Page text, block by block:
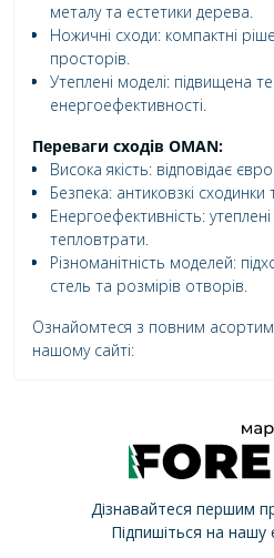
металу та естетики дерева.
Ножичні сходи: компактні
просторів.
Утеплені моделі: підвищена
енергоефективності.
Переваги сходів OMAN:
Висока якість: відповідає
Безпека: антиковзкі сходинки
Енергоефективність:
тепловтрати.
Різноманітність моделей:
стель та розмірів отворів.
Ознайомтеся з повним
нашому сайті:
Дізнавайтеся першим
Підпишіться на нашу